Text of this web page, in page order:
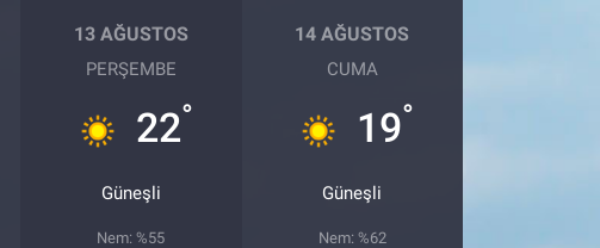
13 AĞUSTOS
PERŞEMBE
22°
Güneşli
Nem: %55
14 AĞUSTOS
CUMA
19°
Güneşli
Nem: %62